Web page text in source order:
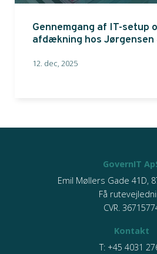
Gennemgang af IT-setup
afdækning hos Jørgensen
12. dec, 2025
GovernIT
Emil Møllers Gade 41D,
Få
CVR.
Kontakt
T: +45 4031